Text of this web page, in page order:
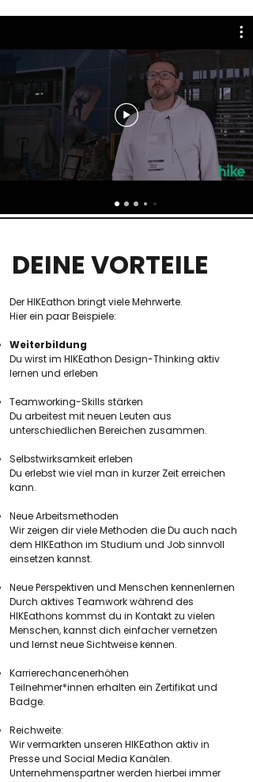
DEINE VORTEILE
Der HIKEathon bringt viele Mehrwerte.
Hier ein paar Beispiele:
Weiterbildung
Du wirst im HIKEathon Design-Thinking aktiv
lernen und erleben
Teamworking-Skills stärken
Du arbeitest mit neuen Leuten aus
unterschiedlichen Bereichen zusammen.
Selbstwirksamkeit erleben
Du erlebst wie viel man in kurzer Zeit erreichen
kann.
Neue Arbeitsmethoden
Wir zeigen dir viele Methoden die Du auch nach
dem HIKEathon im Studium und Job sinnvoll
einsetzen kannst.
Neue Perspektiven und Menschen kennenlernen
Durch aktives Teamwork während des
HIKEathons kommst du in Kontakt zu vielen
Menschen, kannst dich einfacher vernetzen
und lernst neue Sichtweise kennen.
Karrierechancenerhöhen
Teilnehmer*innen erhalten ein Zertifikat und
Badge.
Reichweite:
Wir vermarkten unseren HIKEathon aktiv in
Presse und Social Media Kanälen.
Unternehmenspartner werden hierbei immer